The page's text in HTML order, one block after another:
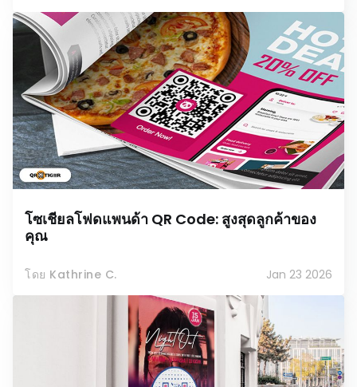
โซเชียลโฟดแพนด้า QR Code: สูงสุดลูกค้าของ
คุณ
โดย Kathrine C. Jan 23 2026